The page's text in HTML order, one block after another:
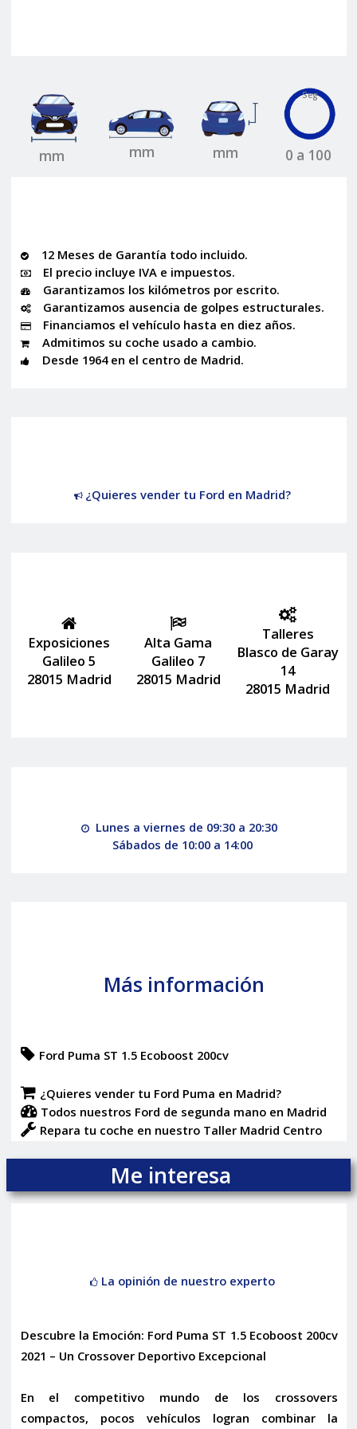
mm mm mm
Seg
0 a 100
12 Meses de Garantía todo incluido.
El precio incluye IVA e impuestos.
Garantizamos los kilómetros por escrito.
Garantizamos ausencia de golpes estructurales.
Financiamos el vehículo hasta en diez años.
Admitimos su coche usado a cambio.
Desde 1964 en el centro de Madrid.
¿Quieres vender tu Ford en Madrid?
Exposiciones
Galileo 5
28015 Madrid
Alta Gama
Galileo 7
28015 Madrid
Talleres
Blasco de Garay
14
28015 Madrid
Lunes a viernes de 09:30 a 20:30
Sábados de 10:00 a 14:00
Más información
Ford Puma ST 1.5 Ecoboost 200cv
¿Quieres vender tu Ford Puma en Madrid?
Todos nuestros Ford de segunda mano en Madrid
Repara tu coche en nuestro Taller Madrid Centro
Me interesa
La opinión de nuestro experto
Descubre la Emoción: Ford Puma ST 1.5 Ecoboost 200cv
2021 – Un Crossover Deportivo Excepcional
En el competitivo mundo de los crossovers
compactos, pocos vehículos logran combinar la